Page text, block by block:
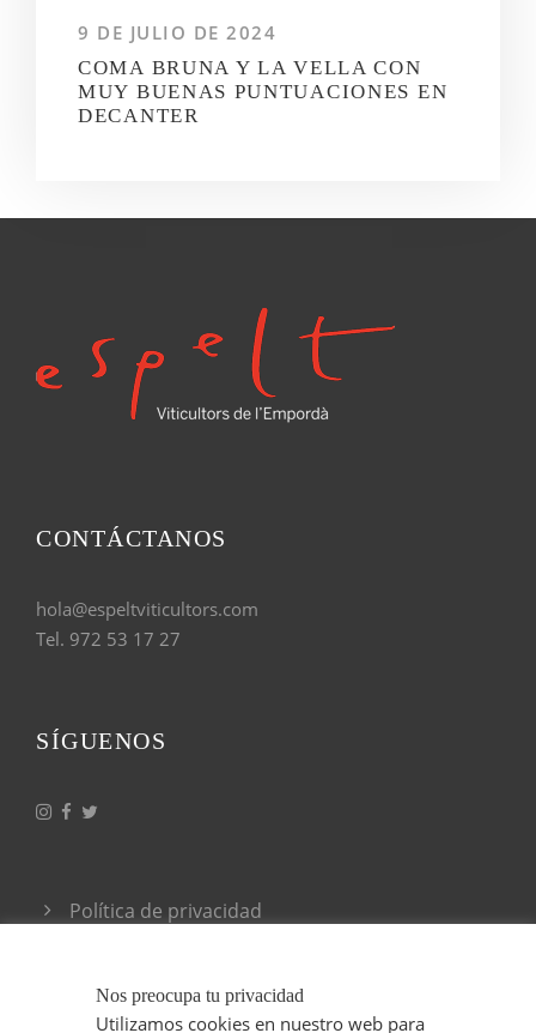
9 DE JULIO DE 2024
COMA BRUNA Y LA VELLA CON
MUY BUENAS PUNTUACIONES EN
DECANTER
CONTÁCTANOS
hola@espeltviticultors.com
Tel. 972 53 17 27
SÍGUENOS
Política de privacidad
Nos preocupa tu privacidad
Utilizamos cookies en nuestro web para